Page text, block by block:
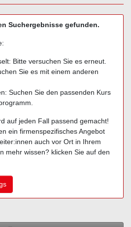
Suchergebnisse gefunden.
Bitte versuchen Sie es erneut.
Sie es mit einem anderen
Suchen Sie den passenden Kurs
auf jeden Fall passend gemacht!
ein firmenspezifisches Angebot
auch vor Ort in Ihrem
mehr wissen? klicken Sie auf den